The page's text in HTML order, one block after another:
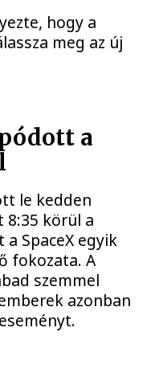
hogy a
meg az új
a
le kedden
8:35 körül a
SpaceX egyik
fokozata. A
szemmel
azonban